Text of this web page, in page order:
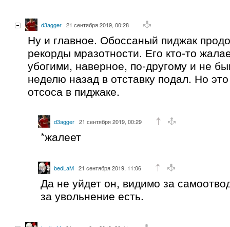
d3agger 21 сентября 2019, 00:28
Ну и главное. Обоссаный пиджак
рекорды мразотности. Его кто-то
убогими, наверное, по-другому и не
неделю назад в отставку подал. Но
отсоса в пиджаке.
d3agger 21 сентября 2019, 00:29
*жалеет
bedLaM 21 сентября 2019, 11:06
Да не уйдет он, видимо за
за увольнение есть.